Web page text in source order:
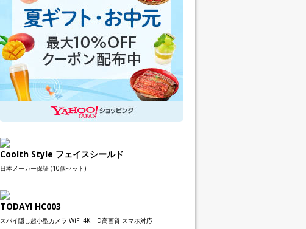
Coolth Style フェイスシールド
日本メーカー保証 (10個セット)
TODAYI HC003
スパイ隠し超小型カメラ WiFi 4K HD高画質 スマホ対応